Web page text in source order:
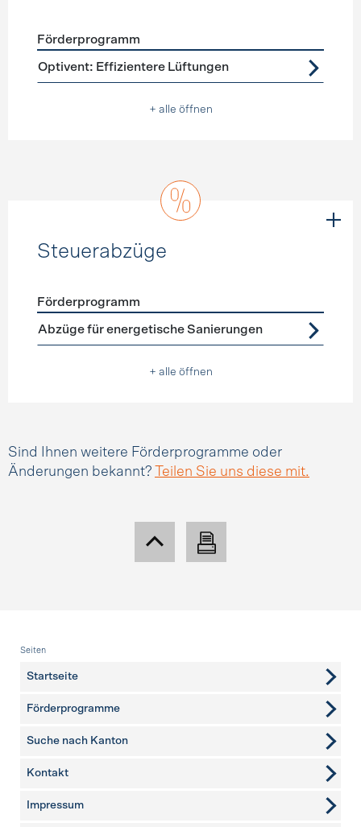
Förderprogramme Lüftung
Förderprogramm
Optivent: Effizientere Lüftungen
+ alle öffnen
Steuerabzüge
Förderprogramme Steuerabzüge
Förderprogramm
Abzüge für energetische Sanierungen
+ alle öffnen
Sind Ihnen weitere Förderprogramme oder
Änderungen bekannt?
Teilen Sie uns diese mit.
Fusszeile
Seiten
Startseite
Förderprogramme
Suche nach Kanton
weitere Seiten
Kontakt
Impressum